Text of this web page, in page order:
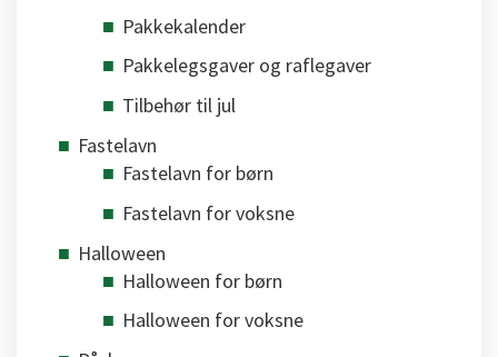
Pakkekalender
Pakkelegsgaver og raflegaver
Tilbehør til jul
Fastelavn
Fastelavn for børn
Fastelavn for voksne
Halloween
Halloween for børn
Halloween for voksne